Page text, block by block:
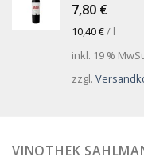
7,80 €
10,40€/ l
inkl. 19 %
zzgl.
VINOTHEK